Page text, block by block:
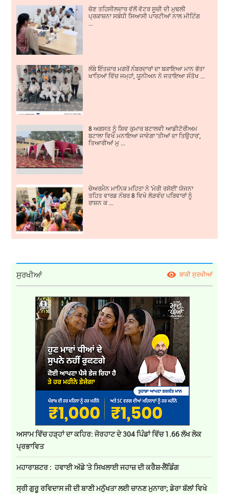
ਚੋਣ ਤਹਿਸੀਲਦਾਰ ਵੱਲੋਂ ਵੋਟਰ ਸੂਚੀ ਦੀ ਮੁਢਲੀ
ਪ੍ਰਕਾਸ਼ਨਾ ਸਬੰਧੀ ਸਿਆਸੀ ਪਾਰਟੀਆਂ ਨਾਲ ਮੀਟਿੰਗ
...
ਲੰਬੇ ਇੰਤਜ਼ਾਰ ਮਗਰੋਂ ਨੰਬਰਦਾਰਾਂ ਦਾ ਬਕਾਇਆ ਮਾਨ ਭੱਤਾ
ਖਾਤਿਆਂ ਵਿੱਚ ਜਮ੍ਹਾਂ, ਯੂਨੀਅਨ ਨੇ ਜਤਾਇਆ ਸੰਤੋਖ ...
8 ਅਗਸਤ ਨੂੰ ਸ਼ਿਵ ਕੁਮਾਰ ਬਟਾਲਵੀ ਆਡੀਟੋਰੀਅਮ
ਬਟਾਲਾ ਵਿਖੇ ਮਨਾਇਆ ਜਾਵੇਗਾ 'ਤੀਆਂ ਦਾ ਤਿਉਹਾਰ',
ਤਿਆਰੀਆਂ ਮੁ ...
ਚੇਅਰਮੈਨ ਮਾਨਿਕ ਮਹਿਤਾ ਨੇ 'ਮੇਰੀ ਰਸੋਈ' ਯੋਜਨਾ
ਤਹਿਤ ਵਾਰਡ ਨੰਬਰ 8 ਵਿਖੇ ਲੋੜਵੰਦ ਪਰਿਵਾਰਾਂ ਨੂੰ
ਰਾਸ਼ਨ ਕ ...
ਸੁਰਖੀਆਂ ਬਾਕੀ ਸੁਰਖੀਆਂ
ਅਸਾਮ ਵਿੱਚ ਹੜ੍ਹਾਂ ਦਾ ਕਹਿਰ: ਜੋਰਹਾਟ ਦੇ 304 ਪਿੰਡਾਂ ਵਿੱਚ 1.66 ਲੱਖ ਲੋਕ
ਪ੍ਰਭਾਵਿਤ
ਮਹਾਰਾਸ਼ਟਰ : ਹਵਾਈ ਅੱਡੇ 'ਤੇ ਸਿਖਲਾਈ ਜਹਾਜ਼ ਦੀ ਕਰੈਸ਼-ਲੈਂਡਿੰਗ
ਸ੍ਰੀ ਗੁਰੂ ਰਵਿਦਾਸ ਜੀ ਦੀ ਬਾਣੀ ਮਨੁੱਖਤਾ ਲਈ ਚਾਨਣ ਮੁਨਾਰਾ; ਡੇਰਾ ਬੱਲਾਂ ਵਿਖੇ